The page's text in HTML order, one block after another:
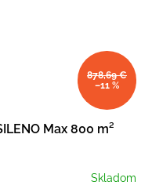
878,69 €
–11 %
Max 800 m²
Skladom